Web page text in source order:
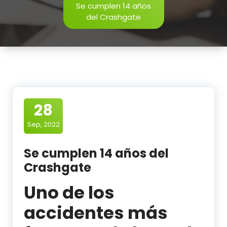
Se cumplen 14 años
del Crashgate
28
Sep, 2022
Se cumplen 14 años del
Crashgate
Uno de los
accidentes más